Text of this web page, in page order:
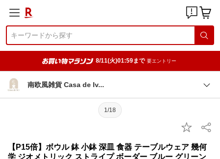
8/11(火)01:59まで 要エントリー
南欧風雑貨 Casa de Iv
1/18
【P15倍】ボウル 鉢 小鉢 深皿 食器 テーブルウェア 幾何
学 ジオメトリック ストライプ ボーダー ブルー グリーン